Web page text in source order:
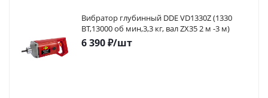
Вибратор глубинный DDE VD1330Z (1330
ВТ,13000 об мин,3,3 кг, вал ZX35 2 м -3 м)
6 390₽/шт